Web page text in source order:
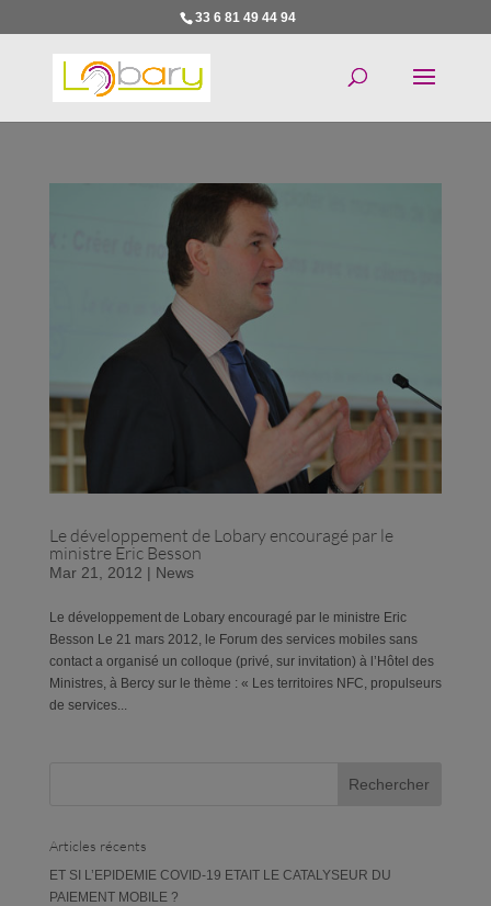
33 6 81 49 44 94
Le développement de Lobary encouragé par le
ministre Eric Besson
Mar 21, 2012 | News
Le développement de Lobary encouragé par le ministre Eric
Besson Le 21 mars 2012, le Forum des services mobiles sans
contact a organisé un colloque (privé, sur invitation) à l’Hôtel des
Ministres, à Bercy sur le thème : « Les territoires NFC, propulseurs
de services...
Articles récents
ET SI L’EPIDEMIE COVID-19 ETAIT LE CATALYSEUR DU
PAIEMENT MOBILE ?